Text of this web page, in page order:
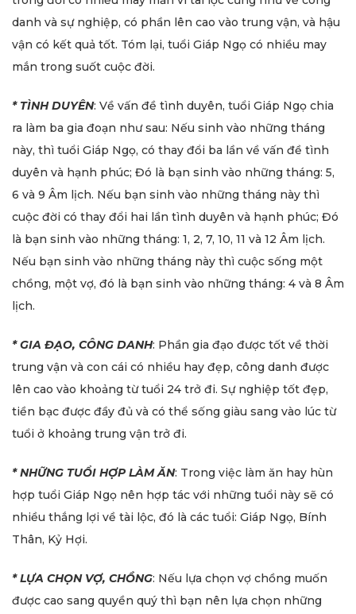
danh và sự nghiệp, có phần lên cao vào trung vận, và hậu
vận có kết quả tốt. Tóm lại, tuổi Giáp Ngọ có nhiều may
mắn trong suốt cuộc đời.
* TÌNH DUYÊN: Về vấn đề tình duyên, tuổi Giáp Ngọ chia
ra làm ba gia đoạn như sau: Nếu sinh vào những tháng
này, thì tuổi Giáp Ngọ, có thay đổi ba lần về vấn đề tình
duyên và hạnh phúc; Đó là bạn sinh vào những tháng: 5,
6 và 9 Âm lịch. Nếu bạn sinh vào những tháng này thì
cuộc đời có thay đổi hai lần tình duyên và hạnh phúc; Đó
là bạn sinh vào những tháng: 1, 2, 7, 10, 11 và 12 Âm lịch.
Nếu bạn sinh vào những tháng này thì cuộc sống một
chồng, một vợ, đó là bạn sinh vào những tháng: 4 và 8 Âm
lịch.
* GIA ĐẠO, CÔNG DANH: Phần gia đạo được tốt về thời
trung vận và con cái có nhiều hay đẹp, công danh được
lên cao vào khoảng từ tuổi 24 trở đi. Sự nghiệp tốt đẹp,
tiền bạc được đầy đủ và có thể sống giàu sang vào lúc từ
tuổi ở khoảng trung vận trở đi.
* NHỮNG TUỔI HỢP LÀM ĂN: Trong việc làm ăn hay hùn
hợp tuổi Giáp Ngọ nên hợp tác với những tuổi này sẽ có
nhiều thắng lợi về tài lộc, đó là các tuổi: Giáp Ngọ, Bính
Thân, Kỷ Hợi.
* LỰA CHỌN VỢ, CHỒNG: Nếu lựa chọn vợ chồng muốn
được cao sang quyền quý thì bạn nên lựa chọn những